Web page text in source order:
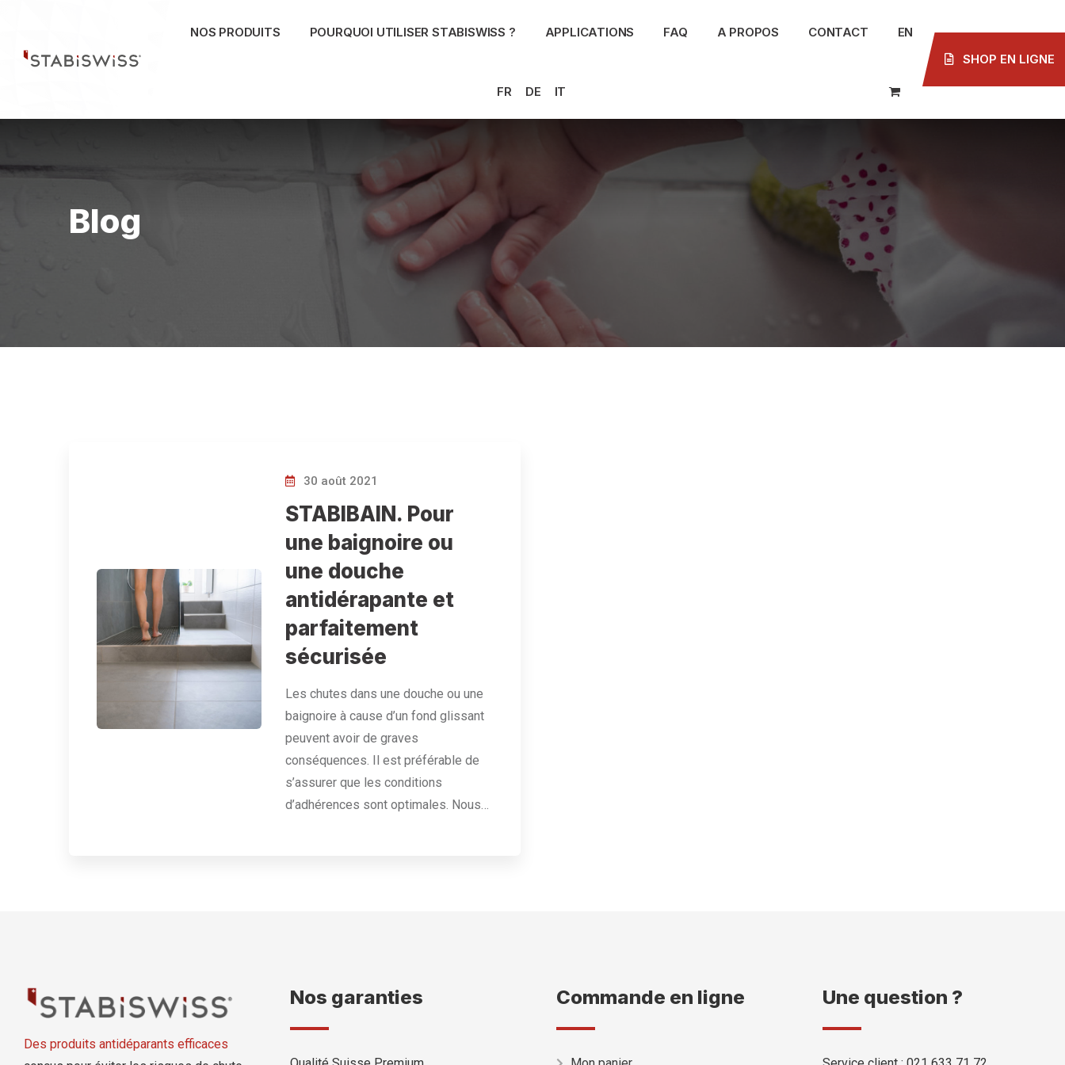
content
NOS PRODUITS POURQUOI UTILISER STABISWISS ? APPLICATIONS FAQ A PROPOS CONTACT EN
FR DE IT
SHOP EN LIGNE
Blog
30 août 2021
STABIBAIN. Pour
une baignoire ou
une douche
antidérapante et
parfaitement
sécurisée
Les chutes dans une douche ou une
baignoire à cause d’un fond glissant
peuvent avoir de graves
conséquences. Il est préférable de
s’assurer que les conditions
d’adhérences sont optimales. Nous…
Des produits antidéparants efficaces
Nos garanties Commande en ligne Une question ?